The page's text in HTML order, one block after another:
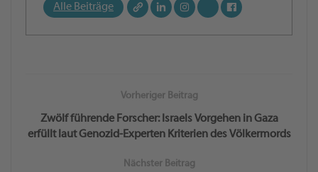
Alle Beiträge
Vorheriger Beitrag
Zwölf führende Forscher: Israels Vorgehen in Gaza
erfüllt laut Genozid-Experten Kriterien des Völkermords
Nächster Beitrag